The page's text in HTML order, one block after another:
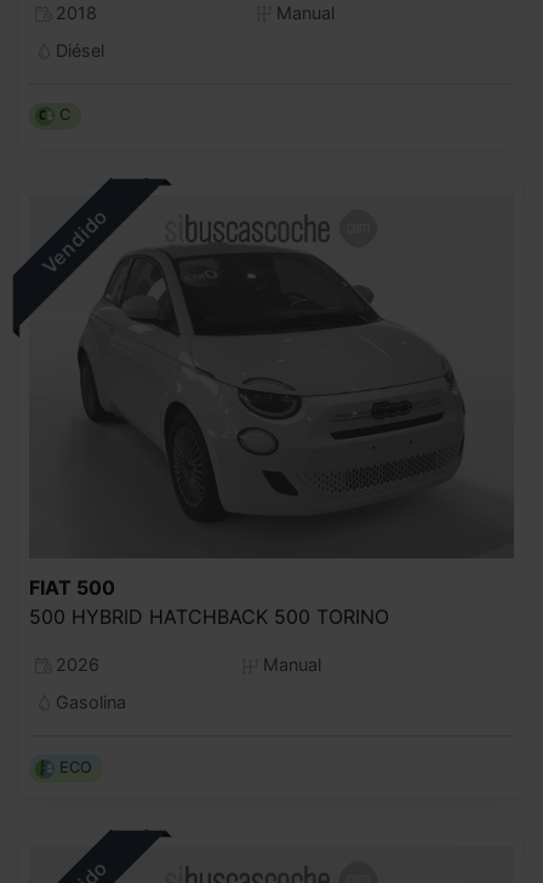
2018
Manual
Diésel
C
FIAT 500
500 HYBRID HATCHBACK 500 TORINO
2026
Manual
Gasolina
ECO